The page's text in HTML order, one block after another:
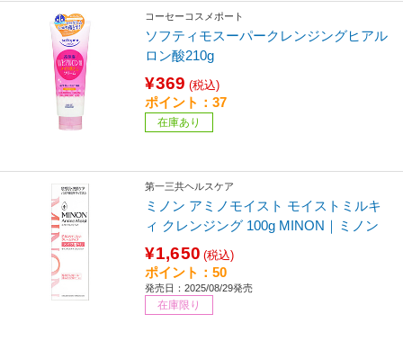
コーセーコスメポート
ソフティモスーパークレンジングヒアル
ロン酸210g
¥369 (税込)
ポイント：37
在庫あり
第一三共ヘルスケア
ミノン アミノモイスト モイストミルキ
ィ クレンジング 100g MINON｜ミノン
¥1,650 (税込)
ポイント：50
発売日：2025/08/29発売
在庫限り